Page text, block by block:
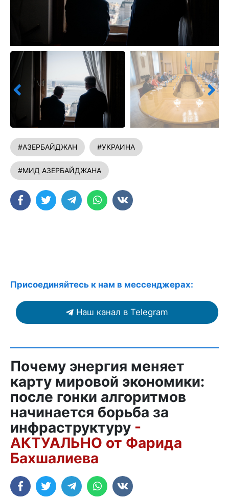
#АЗЕРБАЙДЖАН #УКРАИНА
#МИД АЗЕРБАЙДЖАНА
Присоединяйтесь к нам в мессенджерах:
Наш канал в Telegram
Почему энергия меняет
карту мировой экономики:
после гонки алгоритмов
начинается борьба за
инфраструктуру -
АКТУАЛЬНО от Фарида
Бахшалиева